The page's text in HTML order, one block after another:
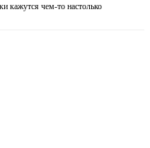
кажутся чем-то настолько